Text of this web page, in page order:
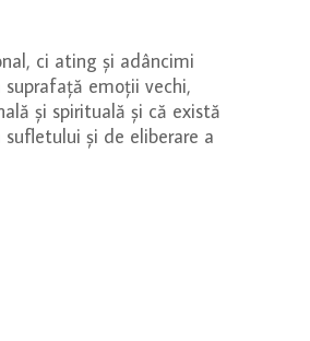
ci ating și adâncimi
emoții vechi,
și spirituală și că există
și de eliberare a